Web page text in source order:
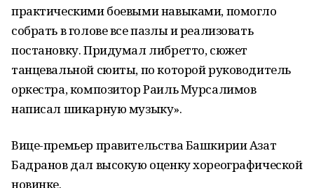
практическими боевыми навыками, помогло
собрать в голове все пазлы и реализовать
постановку. Придумал либретто, сюжет
танцевальной сюиты, по которой руководитель
оркестра, композитор Раиль Мурсалимов
написал шикарную музыку».
Вице-премьер правительства Башкирии Азат
Бадранов дал высокую оценку хореографической
новинке.